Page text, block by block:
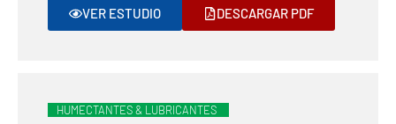
VER ESTUDIO DESCARGAR PDF
HUMECTANTES & LUBRICANTES